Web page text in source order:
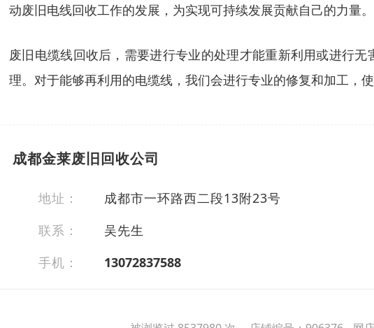
动废旧电线回收工作的发展，为实现可持续发展贡献自己的力量。
废旧电缆线回收后，需要进行专业的处理才能重新利用或进行
理。对于能够再利用的电缆线，我们会进行专业的修复和加工，
成都金莱废旧回收公司
地址：
成都市一环路西二段13附23号
联系：
吴先生
手机：
13072837588